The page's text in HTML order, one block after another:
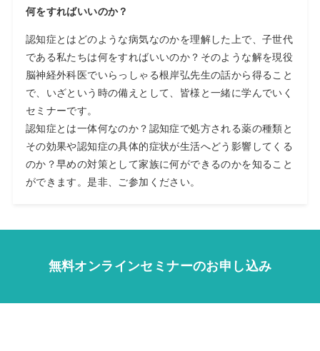
何をすればいいのか？
認知症とはどのような病気なのかを理解した上で、子世代
である私たちは何をすればいいのか？そのような解を現役
脳神経外科医でいらっしゃる根岸弘先生の話から得ること
で、いざという時の備えとして、皆様と一緒に学んでいく
セミナーです。
認知症とは一体何なのか？認知症で処方される薬の種類と
その効果や認知症の具体的症状が生活へどう影響してくる
のか？早めの対策として家族に何ができるのかを知ること
ができます。是非、ご参加ください。
無料オンラインセミナーのお申し込み